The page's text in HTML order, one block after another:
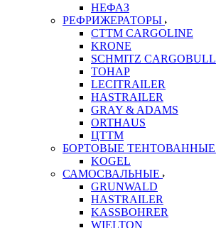
НЕФАЗ
РЕФРИЖЕРАТОРЫ
CTTM CARGOLINE
KRONE
SCHMITZ CARGOBULL
ТОНАР
LECITRAILER
HASTRAILER
GRAY & ADAMS
ORTHAUS
ЦТТМ
БОРТОВЫЕ ТЕНТОВАННЫЕ
KOGEL
САМОСВАЛЬНЫЕ
GRUNWALD
HASTRAILER
KASSBOHRER
WIELTON